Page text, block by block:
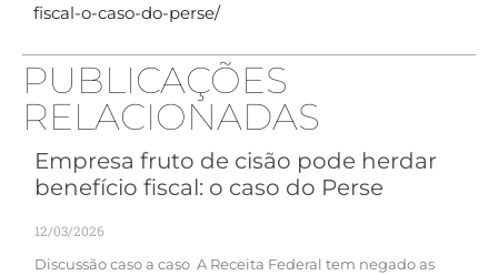
fiscal-o-caso-do-perse/
PUBLICAÇÕES
RELACIONADAS
Empresa fruto de cisão pode herdar
benefício fiscal: o caso do Perse
12/03/2026
Discussão caso a caso A Receita Federal tem negado as